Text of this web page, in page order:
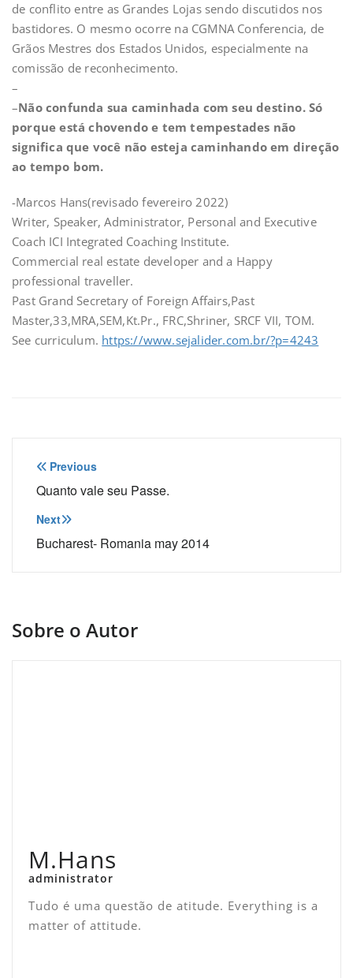
de conflito entre as Grandes Lojas sendo discutidos nos
bastidores. O mesmo ocorre na CGMNA Conferencia, de
Grãos Mestres dos Estados Unidos, especialmente na
comissão de reconhecimento.
–
–Não confunda sua caminhada com seu destino. Só
porque está chovendo e tem tempestades não
significa que você não esteja caminhando em direção
ao tempo bom.
-Marcos Hans(revisado fevereiro 2022)
Writer, Speaker, Administrator, Personal and Executive
Coach ICI Integrated Coaching Institute.
Commercial real estate developer and a Happy
professional traveller.
Past Grand Secretary of Foreign Affairs,Past
Master,33,MRA,SEM,Kt.Pr., FRC,Shriner, SRCF VII, TOM.
See curriculum. https://www.sejalider.com.br/?p=4243
Navegação
de
Post
Previous
Quanto vale seu Passe.
Next
Bucharest- Romania may 2014
Sobre o Autor
M.Hans
administrator
Tudo é uma questão de atitude. Everything is a
matter of attitude.